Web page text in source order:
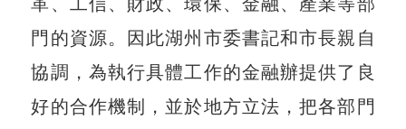
門的資源。因此湖州市委書記和市長親自
協調，為執行具體工作的金融辦提供了良
好的合作機制，並於地方立法，把各部門